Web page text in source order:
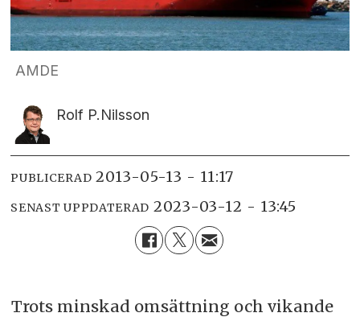
AMDE
Rolf P.Nilsson
PUBLICERAD 2013-05-13 - 11:17
SENAST UPPDATERAD 2023-03-12 - 13:45
Trots minskad omsättning och vikande